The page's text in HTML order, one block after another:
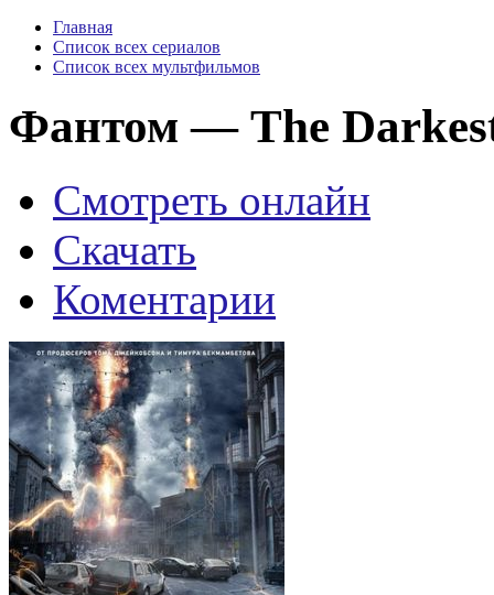
Главная
Список всех сериалов
Список всех мультфильмов
Фантом — The
Смотреть онлайн
Скачать
Коментарии